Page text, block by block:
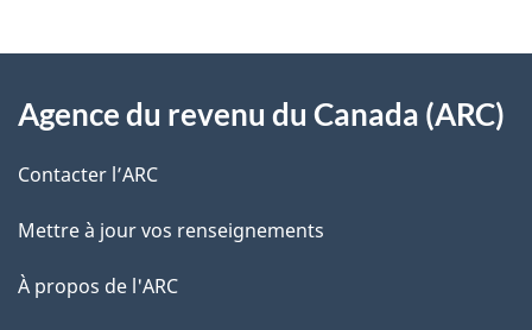
l
s
l
a
o
t
r
e
é
t
propos
de
ce
site
Agence du revenu du Canada (ARC)
Contacter l’ARC
Mettre à jour vos renseignements
À propos de l'ARC